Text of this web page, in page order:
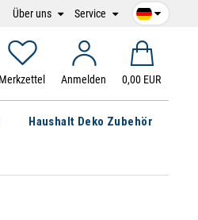
Über uns Service
Merkzettel Anmelden 0,00 EUR
Haushalt Deko Zubehör